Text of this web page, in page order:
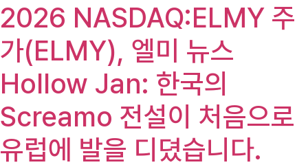
2026 NASDAQ:ELMY 주
가(ELMY), 엘미 뉴스
Hollow Jan: 한국의
Screamo 전설이 처음으로
유럽에 발을 디뎠습니다.